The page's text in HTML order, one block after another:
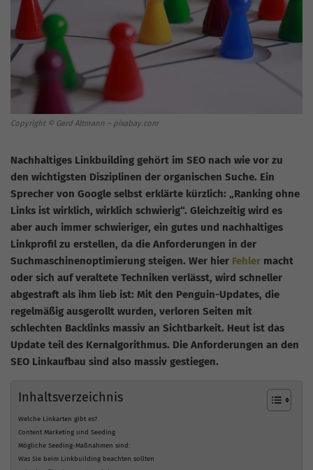
Copyright © Gerd Altmann – pixabay.com
Nachhaltiges Linkbuilding gehört im SEO nach wie vor zu
den wichtigsten Disziplinen der organischen Suche. Ein
Sprecher von Google selbst erklärte kürzlich: „Ranking ohne
Links ist wirklich, wirklich schwierig“. Gleichzeitig wird es
aber auch immer schwieriger, ein gutes und nachhaltiges
Linkprofil zu erstellen, da die Anforderungen in der
Suchmaschinenoptimierung steigen. Wer hier Fehler macht
oder sich auf veraltete Techniken verlässt, wird schneller
abgestraft als ihm lieb ist: Mit den Penguin-Updates, die
regelmäßig ausgerollt wurden, verloren Seiten mit
schlechten Backlinks massiv an Sichtbarkeit. Heut ist das
Update teil des Kernalgorithmus. Die Anforderungen an den
SEO Linkaufbau sind also massiv gestiegen.
Inhaltsverzeichnis
Welche Linkarten gibt es?
Content Marketing und Seeding
Mögliche Seeding-Maßnahmen sind:
Was Sie beim Linkbuilding beachten sollten